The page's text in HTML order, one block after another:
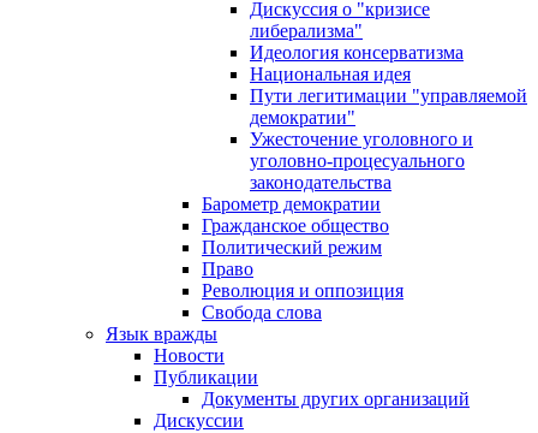
Дискуссия о "кризисе
либерализма"
Идеология консерватизма
Национальная идея
Пути легитимации "управляемой
демократии"
Ужесточение уголовного и
уголовно-процесуального
законодательства
Барометр демократии
Гражданское общество
Политический режим
Право
Революция и оппозиция
Свобода слова
Язык вражды
Новости
Публикации
Документы других организаций
Дискуссии